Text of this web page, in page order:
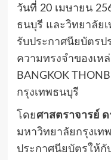
วันที่ 20 เมษายน
ธนบุรี และวิทยาลัย
รับประกาศนียบัตรป
ความทรงจำของเห
BANGKOK
กรุงเทพธนบุรี
โดยศาสตราจารย์
มหาวิทยาลัยกรุงเท
ประกาศนียบัตรให้กั